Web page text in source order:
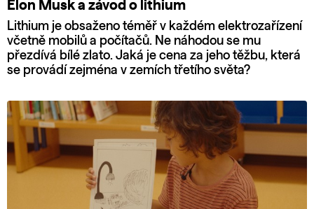
Elon Musk a závod o lithium
Lithium je obsaženo téměř v každém elektrozařízení
včetně mobilů a počítačů. Ne náhodou se mu
přezdívá bílé zlato. Jaká je cena za jeho těžbu, která
se provádí zejména v zemích třetího světa?